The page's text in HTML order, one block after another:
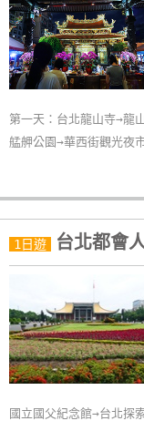
第一天：台北龍山寺→龍
艋舺公園→華西街觀光夜
1日遊 台北都會
國立國父紀念館→台北探